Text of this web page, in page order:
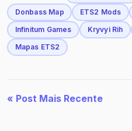
Donbass Map
ETS2 Mods
Infinitum Games
Kryvyi Rih
Mapas ETS2
« Post Mais Recente